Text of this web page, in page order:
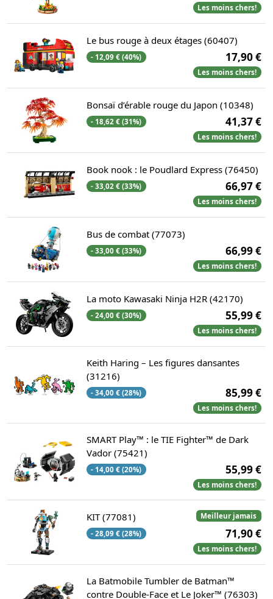
Les moins chers!
Le bus rouge à deux étages (60407)
- 12,09 € (40%) 17,90 €
Les moins chers!
Bonsaï d’érable rouge du Japon (10348)
- 18,62 € (31%) 41,37 €
Les moins chers!
Book nook : le Poudlard Express (76450)
- 33,02 € (33%) 66,97 €
Les moins chers!
Bus de combat (77073)
- 33,00 € (33%) 66,99 €
Les moins chers!
La moto Kawasaki Ninja H2R (42170)
- 24,00 € (30%) 55,99 €
Les moins chers!
Keith Haring – Les figures dansantes
(31216)
- 34,00 € (28%) 85,99 €
Les moins chers!
SMART Play™ : le TIE Fighter™ de Dark
Vador (75421)
- 14,00 € (20%) 55,99 €
Les moins chers!
Meilleur jamais
KIT (77081)
- 28,09 € (28%) 71,90 €
Les moins chers!
La Batmobile Tumbler de Batman™
contre Double-Face et Le Joker™ (76303)